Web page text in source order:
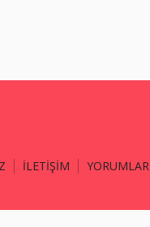
İLETİŞİM YORUMLAR